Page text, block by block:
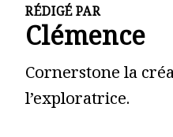
RÉDIGÉ PAR
Clémence
Cornerstone la
l’exploratrice.